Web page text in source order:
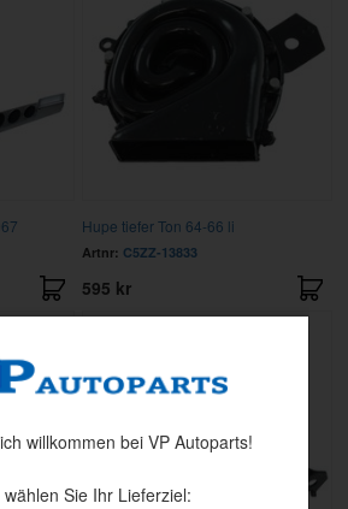
Hupe tiefer Ton 64-66 li
Artnr: C5ZZ-13833
595 kr
willkommen bei VP Autoparts!
wählen Sie Ihr Lieferziel: